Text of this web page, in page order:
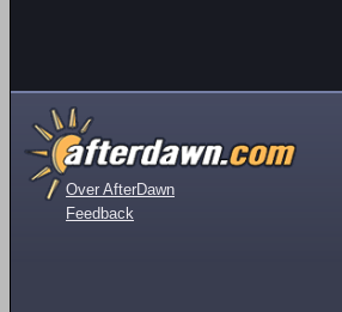
Over AfterDawn
Feedback